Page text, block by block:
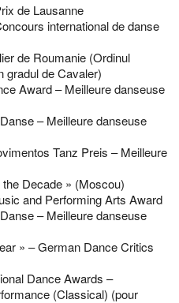
de Lausanne
international de danse
de Roumanie (Ordinul
gradul de Cavaler)
Award – Meilleure danseuse
– Meilleure danseuse
Tanz Preis – Meilleure
Decade » (Moscou)
and Performing Arts Award
– Meilleure danseuse
» – German Dance Critics
Dance Awards –
(Classical) (pour